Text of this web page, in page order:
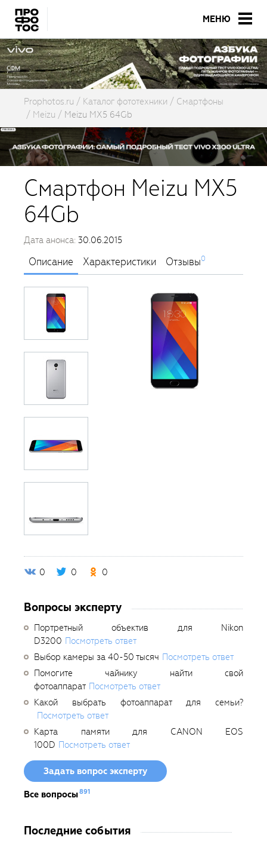
МЕНЮ
Prophotos.ru Каталог фототехники
Смартфоны
Meizu
Meizu MX5 64Gb
Смартфон Meizu MX5
64Gb
Дата анонса: 30.06.2015
Описание Характеристики Отзывы0
0 0 0
Вопросы эксперту
Портретный объектив для Nikon
D3200 Посмотреть ответ
Выбор камеры за 40-50 тысяч Посмотреть ответ
Помогите чайнику найти свой
фотоаппарат Посмотреть ответ
Какой выбрать фотоаппарат для семьи?
Посмотреть ответ
Карта памяти для CANON EOS
100D Посмотреть ответ
Задать вопрос эксперту
Все вопросы891
Последние события